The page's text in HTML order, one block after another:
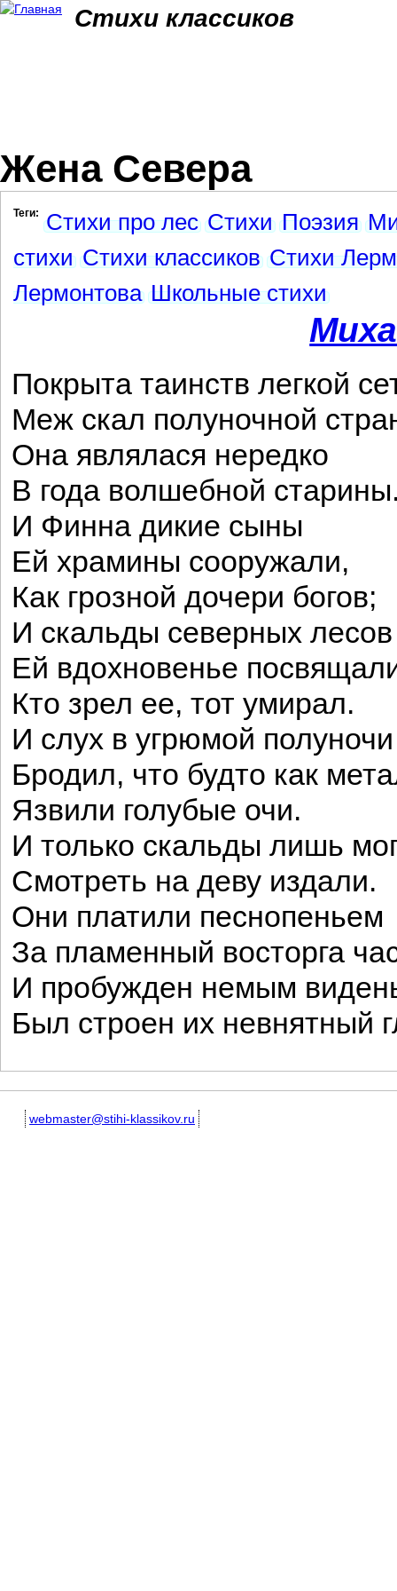
Стихи классиков
Жена Севера
Теги: Стихи про лес Стихи Поэзия
стихи Стихи классиков Стихи
Лермонтова Школьные стихи
Покрыта таинств легкой
Меж скал полуночной
Она являлася нередко
В года волшебной
И Финна дикие сыны
Ей храмины сооружали,
Как грозной дочери богов;
И скальды северных лесов
Ей вдохновенье
Кто зрел ее, тот умирал.
И слух в угрюмой полуночи
Бродил, что будто как
Язвили голубые очи.
И только скальды лишь
Смотреть на деву издали.
Они платили песнопеньем
За пламенный восторга
И пробужден немым
Был строен их невнятный
webmaster@stihi-klassikov.ru